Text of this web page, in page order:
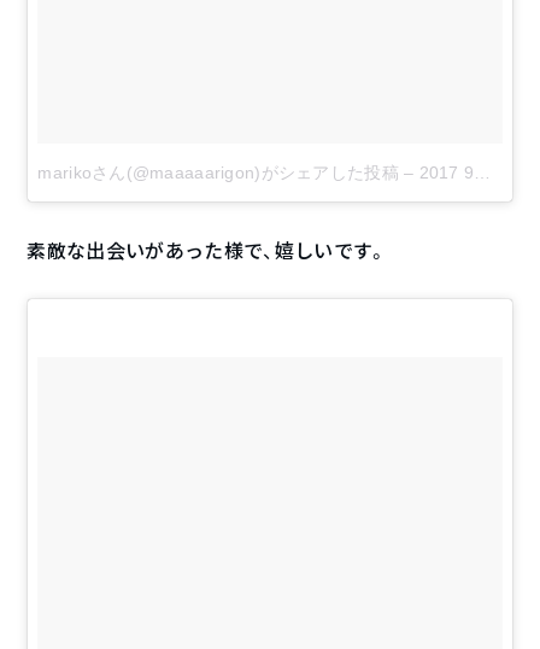
marikoさん(@maaaaarigon)がシェアした投稿 – 2017 9月 3 8:41午前 PDT
素敵な出会いがあった様で、嬉しいです。